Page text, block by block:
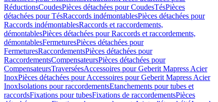
RéductionsCoudesPièces détachées pour CoudesTésPièces
détachées pour TésRaccords indémontablesPièces détachées pour
Raccords indémontablesRaccords et raccordements,
démontablesPièces détachées pour Raccords et raccordements,
démontablesFermeturesPièces détachées pour
FermeturesRaccordementsPièces détachées pour
RaccordementsCompensateursPièces détachées pour
CompensateursTraverséesAccessoires pour Geberit Mapress Acier
InoxPièces détachées pour Accessoires pour Geberit Mapress Acier
InoxIsolations pour raccordementsEtanchements pour tubes et
raccordsFixations pour tubesFixations de raccordementsPièces